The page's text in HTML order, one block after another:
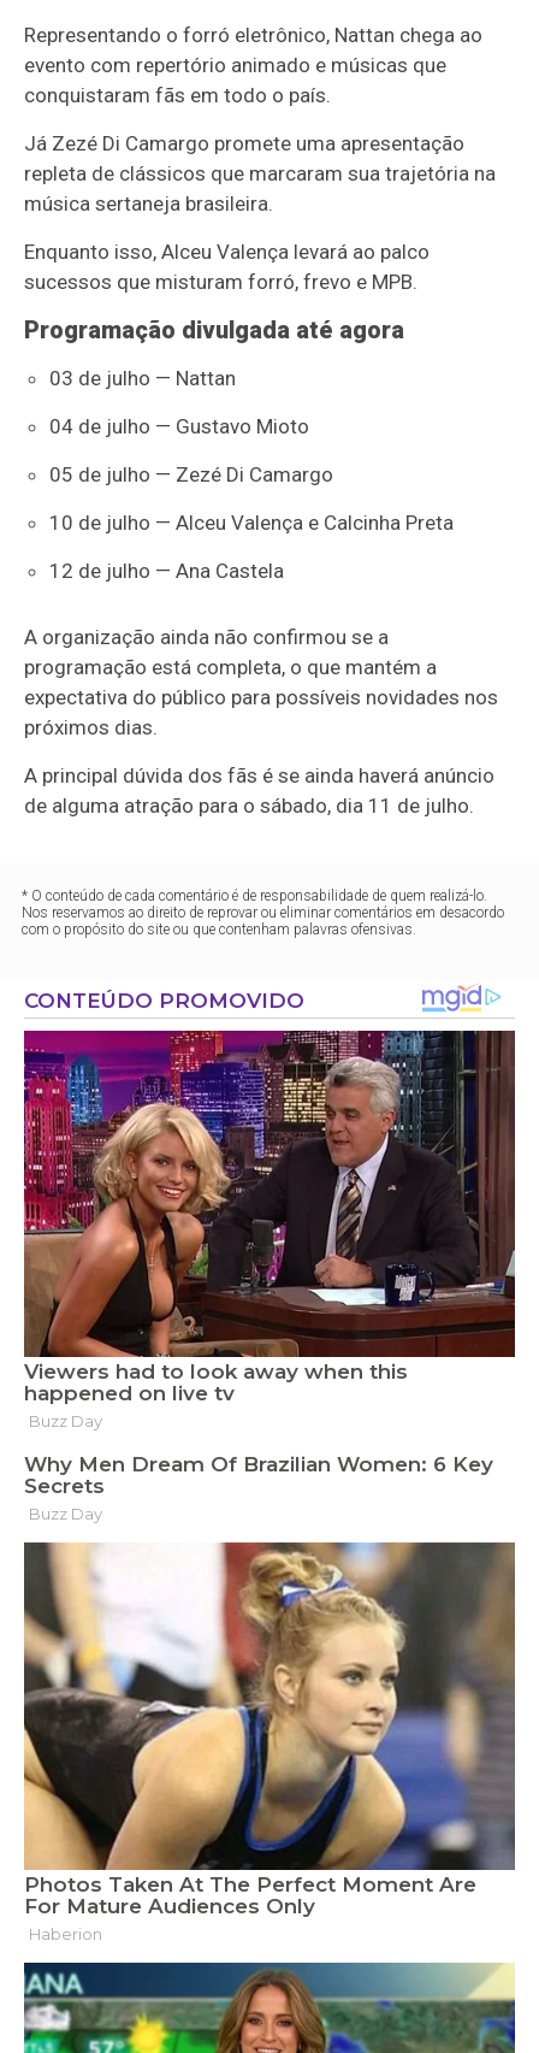
Representando o forró eletrônico, Nattan chega ao
evento com repertório animado e músicas que
conquistaram fãs em todo o país.
Já Zezé Di Camargo promete uma apresentação
repleta de clássicos que marcaram sua trajetória na
música sertaneja brasileira.
Enquanto isso,Alceu Valença levará ao palco
sucessos que misturam forró, frevo e MPB.
Programação divulgada até agora
03 de julho — Nattan
04 de julho — Gustavo Mioto
05 de julho — Zezé Di Camargo
10 de julho — Alceu Valença e Calcinha Preta
12 de julho — Ana Castela
A organização ainda não confirmou se a
programação está completa, o que mantém a
expectativa do público para possíveis novidades nos
próximos dias.
A principal dúvida dos fãs é se ainda haverá anúncio
de alguma atração para o sábado, dia 11 de julho.
* O conteúdo de cada comentário é de responsabilidade de quem realizá-lo.
Nos reservamos ao direito de reprovar ou eliminar comentários em desacordo
com o propósito do site ou que contenham palavras ofensivas.